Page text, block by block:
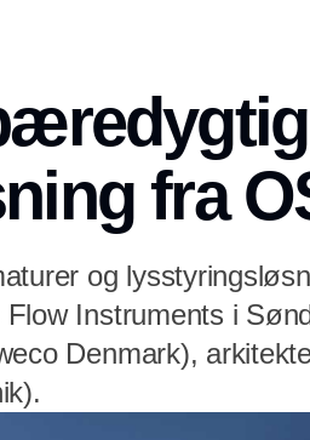
fra
og
Instruments i
Denmark),